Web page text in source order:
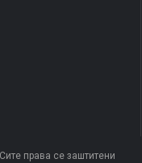
права се заштитени